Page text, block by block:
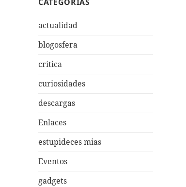
actualidad
blogosfera
critica
curiosidades
descargas
Enlaces
estupideces mias
Eventos
gadgets